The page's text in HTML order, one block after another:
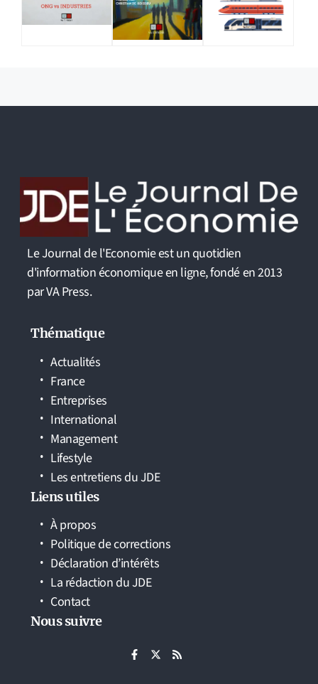
Le Journal de l'Economie est un quotidien
d'information économique en ligne, fondé en 2013
par VA Press.
Thématique
Actualités
France
Entreprises
International
Management
Lifestyle
Les entretiens du JDE
Liens utiles
À propos
Politique de corrections
Déclaration d’intérêts
La rédaction du JDE
Contact
Nous suivre